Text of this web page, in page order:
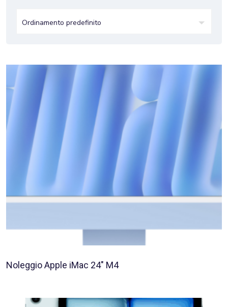
Noleggio Apple iMac 24″ M4